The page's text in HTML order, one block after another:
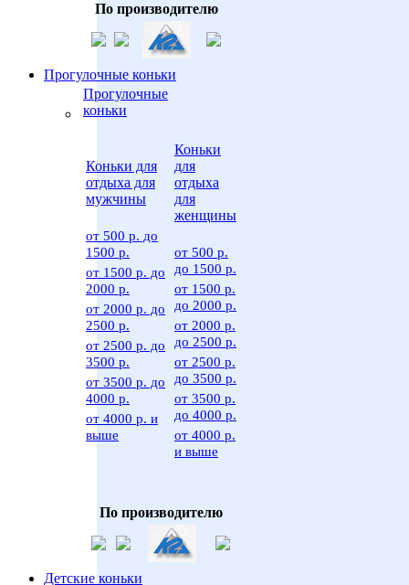
По производителю
Прогулочные коньки
Прогулочные
коньки
Коньки для
отдыха для
мужчины
от 500 р. до
1500 р.
от 1500 р. до
2000 р.
от 2000 р. до
2500 р.
от 2500 р. до
3500 р.
от 3500 р. до
4000 р.
от 4000 р. и
выше
Коньки
для
отдыха
для
женщины
от 500 р.
до 1500 р.
от 1500 р.
до 2000 р.
от 2000 р.
до 2500 р.
от 2500 р.
до 3500 р.
от 3500 р.
до 4000 р.
от 4000 р.
и выше
По производителю
Детские коньки